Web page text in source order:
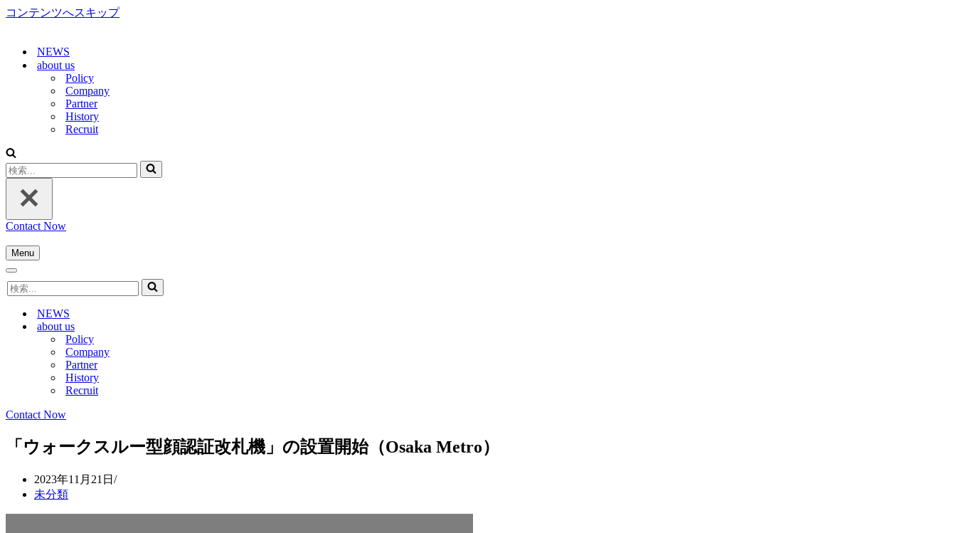
コンテンツへスキップ
NEWS
about us
Policy
Company
Partner
History
Recruit
検
索...
Contact Now
Menu
ナ
ゲ
シ
ョ
ナ
ビ
検
索...
NEWS
about us
Policy
Company
Partner
History
Recruit
Contact Now
「ウォークスルー型顔認証改札機」の設置開始（Osaka Metro）
2023年11月21日
未分類